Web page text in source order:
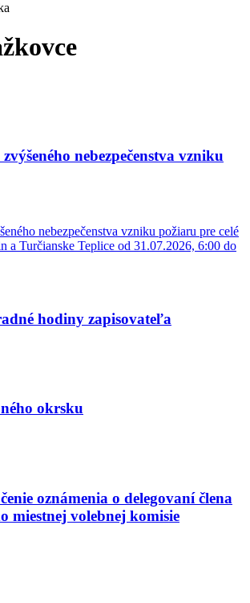
nebezpečenstva vzniku
nebezpečenstva vzniku požiaru pre celé
a Turčianske Teplice od 31.07.2026, 6:00 do
hodiny zapisovateľa
okrsku
oznámenia o delegovaní člena
miestnej volebnej komisie